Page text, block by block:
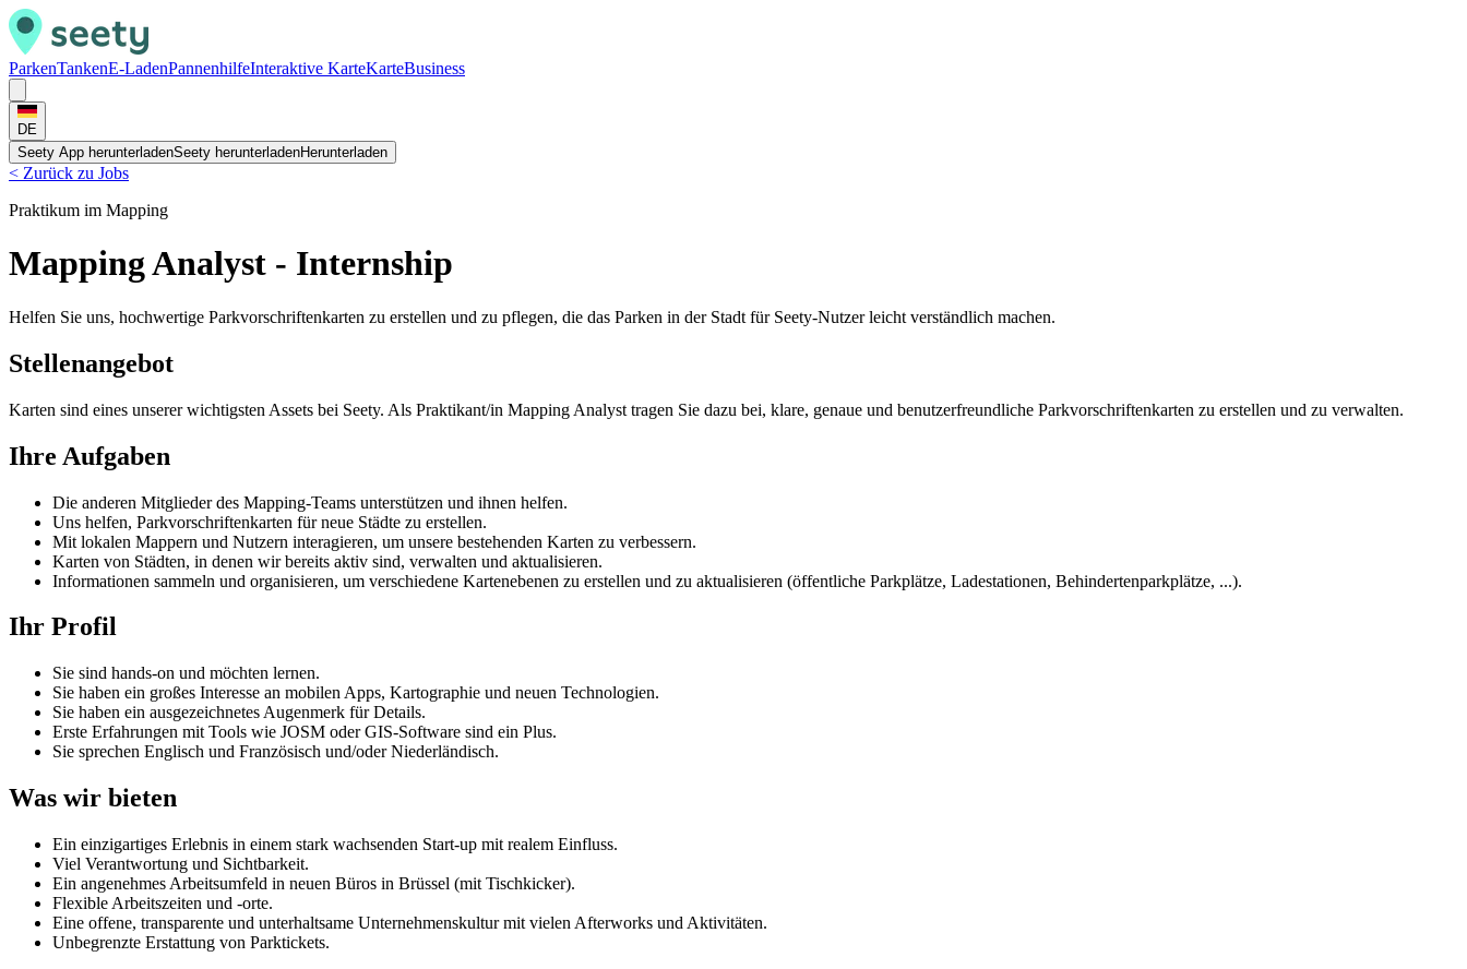
ParkenTankenE-LadenPannenhilfeInteraktive KarteKarteBusiness
DE
Seety App herunterladenSeety herunterladenHerunterladen
< Zurück zu Jobs
Praktikum im Mapping
Mapping Analyst - Internship
Helfen Sie uns, hochwertige Parkvorschriftenkarten zu erstellen und zu pflegen, die das Parken in der Stadt für Seety-Nutzer leicht verständlich machen.
Stellenangebot
Karten sind eines unserer wichtigsten Assets bei Seety. Als Praktikant/in Mapping Analyst tragen Sie dazu bei, klare, genaue und benutzerfreundliche Parkvorschriftenkarten zu erstellen und zu verwalten.
Ihre Aufgaben
Die anderen Mitglieder des Mapping-Teams unterstützen und ihnen helfen.
Uns helfen, Parkvorschriftenkarten für neue Städte zu erstellen.
Mit lokalen Mappern und Nutzern interagieren, um unsere bestehenden Karten zu verbessern.
Karten von Städten, in denen wir bereits aktiv sind, verwalten und aktualisieren.
Informationen sammeln und organisieren, um verschiedene Kartenebenen zu erstellen und zu aktualisieren (öffentliche Parkplätze, Ladestationen, Behindertenparkplätze, ...).
Ihr Profil
Sie sind hands-on und möchten lernen.
Sie haben ein großes Interesse an mobilen Apps, Kartographie und neuen Technologien.
Sie haben ein ausgezeichnetes Augenmerk für Details.
Erste Erfahrungen mit Tools wie JOSM oder GIS-Software sind ein Plus.
Sie sprechen Englisch und Französisch und/oder Niederländisch.
Was wir bieten
Ein einzigartiges Erlebnis in einem stark wachsenden Start-up mit realem Einfluss.
Viel Verantwortung und Sichtbarkeit.
Ein angenehmes Arbeitsumfeld in neuen Büros in Brüssel (mit Tischkicker).
Flexible Arbeitszeiten und -orte.
Eine offene, transparente und unterhaltsame Unternehmenskultur mit vielen Afterworks und Aktivitäten.
Unbegrenzte Erstattung von Parktickets.